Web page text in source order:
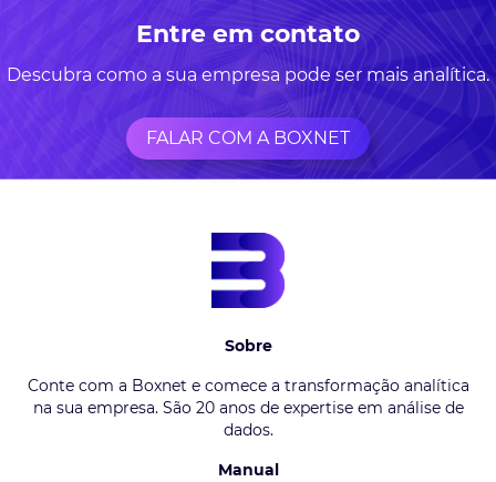
Entre em contato
Descubra como a sua empresa pode ser mais analítica.
FALAR COM A BOXNET
Sobre
Conte com a Boxnet e comece a transformação analítica
na sua empresa. São 20 anos de expertise em análise de
dados.
Manual